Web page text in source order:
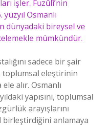
işler. Fuzûlî’nin
yüzyıl Osmanlı
dünyadaki bireysel ve
mümkündür.
sadece bir şair
toplumsal eleştirinin
alır. Osmanlı
yapısını, toplumsal
arayışlarını
birleştirdiğini anlamaya